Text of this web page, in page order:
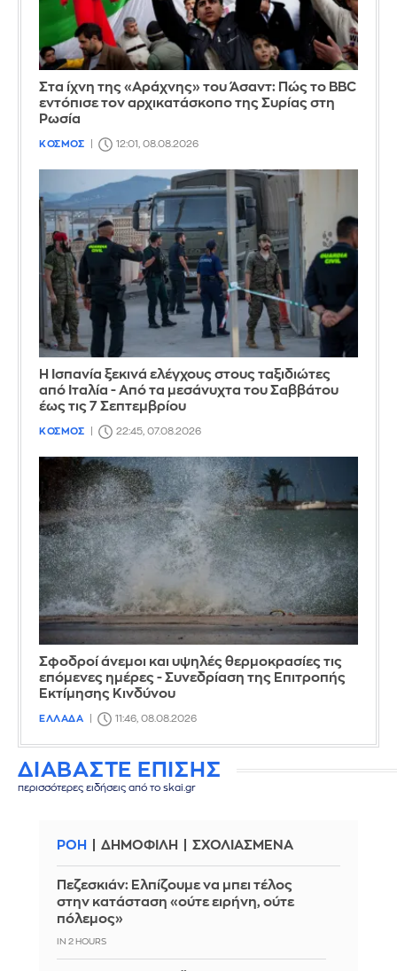
Στα ίχνη της «Αράχνης» του Άσαντ: Πώς το BBC
εντόπισε τον αρχικατάσκοπο της Συρίας στη
Ρωσία
ΚΟΣΜΟΣ 12:01, 08.08.2026
Η Ισπανία ξεκινά ελέγχους στους ταξιδιώτες
από Ιταλία - Από τα μεσάνυχτα του Σαββάτου
έως τις 7 Σεπτεμβρίου
ΚΟΣΜΟΣ 22:45, 07.08.2026
Σφοδροί άνεμοι και υψηλές θερμοκρασίες τις
επόμενες ημέρες - Συνεδρίαση της Επιτροπής
Εκτίμησης Κινδύνου
ΕΛΛΑΔΑ 11:46, 08.08.2026
ΔΙΑΒΑΣΤΕ ΕΠΙΣΗΣ
περισσότερες ειδήσεις από το skai.gr
ΡΟΗ ΔΗΜΟΦΙΛΗ ΣΧΟΛΙΑΣΜΕΝΑ
Πεζεσκιάν: Ελπίζουμε να μπει τέλος
στην κατάσταση «ούτε ειρήνη, ούτε
πόλεμος»
IN 2 HOURS